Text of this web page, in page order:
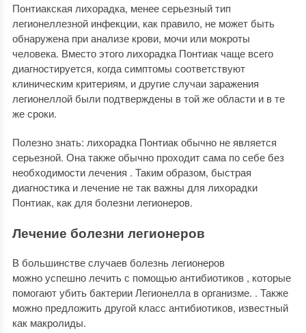
Понтиакская лихорадка, менее серьезный тип
легионеллезной инфекции, как правило, не может быть
обнаружена при анализе крови, мочи или мокроты
человека. Вместо этого лихорадка Понтиак чаще всего
диагностируется, когда симптомы соответствуют
клиническим критериям, и другие случаи заражения
легионеллой были подтверждены в той же области и в те
же сроки.
Полезно знать: лихорадка Понтиак обычно не является
серьезной. Она также обычно проходит сама по себе без
необходимости лечения . Таким образом, быстрая
диагностика и лечение не так важны для лихорадки
Понтиак, как для болезни легионеров.
Лечение болезни легионеров
В большинстве случаев болезнь легионеров
можно успешно лечить с помощью антибиотиков , которые
помогают убить бактерии Легионелла в организме. . Также
можно предложить другой класс антибиотиков, известный
как макролиды.